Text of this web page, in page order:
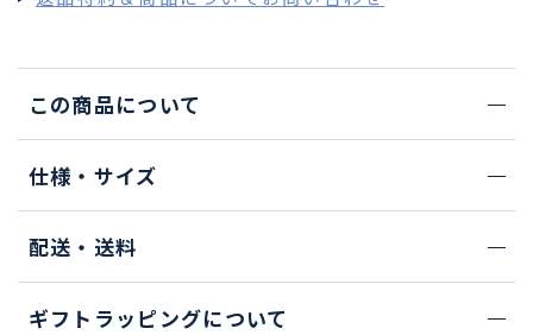
この商品について
仕様・サイズ
配送・送料
ギフトラッピングについて